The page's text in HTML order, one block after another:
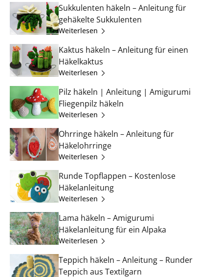
Sukkulenten häkeln – Anleitung für
gehäkelte Sukkulenten
Weiterlesen
Kaktus häkeln – Anleitung für einen
Häkelkaktus
Weiterlesen
Pilz häkeln | Anleitung | Amigurumi
Fliegenpilz häkeln
Weiterlesen
Ohrringe häkeln – Anleitung für
Häkelohrringe
Weiterlesen
Runde Topflappen – Kostenlose
Häkelanleitung
Weiterlesen
Lama häkeln – Amigurumi
Häkelanleitung für ein Alpaka
Weiterlesen
Teppich häkeln – Anleitung – Runder
Teppich aus Textilgarn